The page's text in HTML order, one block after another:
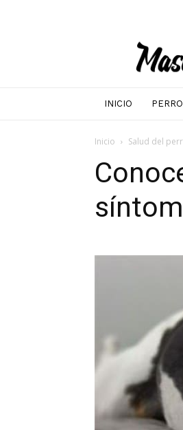
INICIO
Inicio Salud del